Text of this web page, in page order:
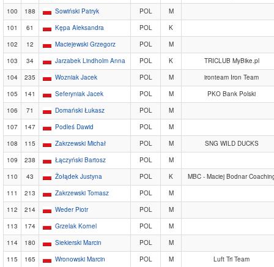
100
188 Sowiński Patryk POL
M
101
61 Kępa Aleksandra POL
K
102
12 Maciejewski Grzegorz POL
M
103
34 Jarzabek Lindholm Anna POL K
TRICLUB MyBike.pl
104
235 Wozniak Jacek POL M
ironteam Iron Team
105
141 Seferyniak Jacek POL M
PKO Bank Polski
106
71 Domański Łukasz POL
M
107
147 Podleś Dawid POL
M
108
115 Zakrzewski Michał POL M
SNG WILD DUCKS
109
238 Łączyński Bartosz POL
M
110
43 Żołądek Justyna POL K
MBC - Maciej Bodnar
111
213 Zakrzewski Tomasz POL
M
112
214 Weder Piotr POL
M
113
174 Grzelak Kornel POL
M
114
180 Siekierski Marcin POL
M
115
165 Wronowski Marcin POL M
Luft Tri Team